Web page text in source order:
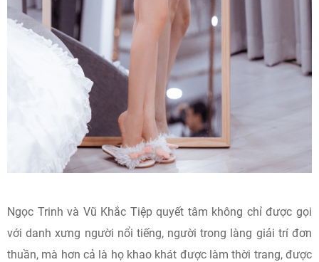
Ngọc Trinh và Vũ Khắc Tiệp quyết tâm không chỉ được gọi
với danh xưng người nổi tiếng, người trong làng giải trí đơn
thuần, mà hơn cả là họ khao khát được làm thời trang, được